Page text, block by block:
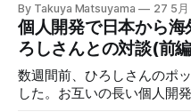
で癖になっている批判的思
を注ぐ、というものだ。「
ほど〜」と、相手の話にど
いう所に集中する。騙され
が、このお陰で相手の話が
アップの質問やリアクショ
By Takuya Matsuyama 27 5
個人開発で日本から
ろしさんとの対談(前
数週間前、ひろしさんのポ
した。お互いの長い個人開